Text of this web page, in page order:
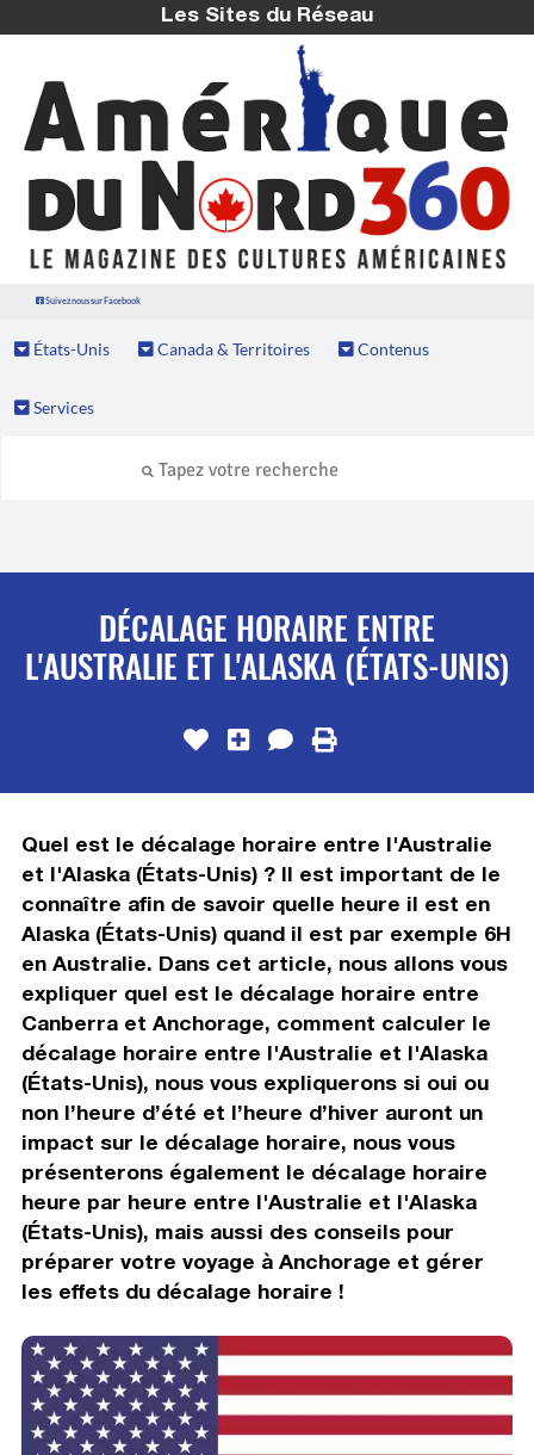
Les Sites du Réseau
Suivez nous sur Facebook
États-Unis Canada & Territoires Contenus
Services
DÉCALAGE HORAIRE ENTRE
L'AUSTRALIE ET L'ALASKA (ÉTATS-UNIS)
Quel est le décalage horaire entre l'Australie
et l'Alaska (États-Unis) ? Il est important de le
connaître afin de savoir quelle heure il est en
Alaska (États-Unis) quand il est par exemple 6H
en Australie. Dans cet article, nous allons vous
expliquer quel est le décalage horaire entre
Canberra et Anchorage, comment calculer le
décalage horaire entre l'Australie et l'Alaska
(États-Unis), nous vous expliquerons si oui ou
non l’heure d’été et l’heure d’hiver auront un
impact sur le décalage horaire, nous vous
présenterons également le décalage horaire
heure par heure entre l'Australie et l'Alaska
(États-Unis), mais aussi des conseils pour
préparer votre voyage à Anchorage et gérer
les effets du décalage horaire !